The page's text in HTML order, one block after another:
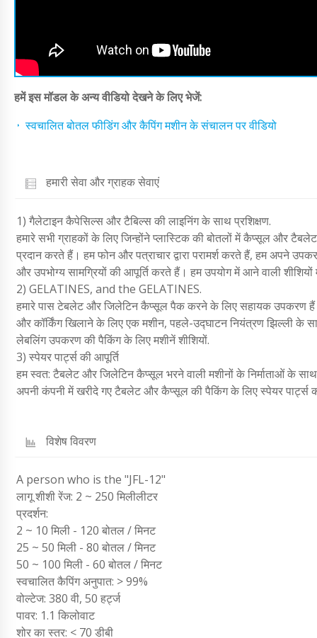
हमें इस मॉडल के अन्य वीडियो देखने के लिए भेजें:
स्वचालित बोतल फीडिंग और कैपिंग मशीन के संचालन पर वीडियो
हमारी सेवा और ग्राहक सेवाएं
1) गैलेटाइन कैपेसिल्स और टैबिल्स की लाइनिंग के साथ प्रशिक्षण.
हमारे सभी ग्राहकों के लिए जिन्होंने प्लास्टिक की बोतलों में कैप्सूल और
प्रदान करते हैं। हम फोन और पत्राचार द्वारा परामर्श करते हैं, हम अपने
और उपभोग्य सामग्रियों की आपूर्ति करते हैं। हम उपयोग में आने वाली
2) GELATINES, and the GELATINES.
हमारे पास टेबलेट और जिलेटिन कैप्सूल पैक करने के लिए सहायक उपकरण
और कॉर्किंग खिलाने के लिए एक मशीन, पहले-उद्घाटन नियंत्रण झिल्ली के
लेबलिंग उपकरण की पैकिंग के लिए मशीनें शीशियों.
3) स्पेयर पार्ट्स की आपूर्ति
हम स्वत: टैबलेट और जिलेटिन कैप्सूल भरने वाली मशीनों के निर्माताओं के
अपनी कंपनी में खरीदे गए टैबलेट और कैप्सूल की पैकिंग के लिए स्पेयर पार्ट्स
विशेष विवरण
A person who is the "JFL-12"
लागू शीशी रेंज: 2 ~ 250 मिलीलीटर
प्रदर्शन:
2 ~ 10 मिली - 120 बोतल / मिनट
25 ~ 50 मिली - 80 बोतल / मिनट
50 ~ 100 मिली - 60 बोतल / मिनट
स्वचालित कैपिंग अनुपात: > 99%
वोल्टेज: 380 वी, 50 हर्ट्ज
पावर: 1.1 किलोवाट
शोर का स्तर: < 70 डीबी